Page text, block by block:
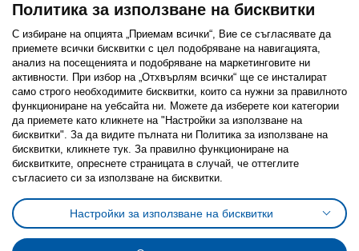
Последвайте ни:
FacebookTwitterYoutubePinterestInstagram
Политика за използване на бисквитки (Cookies)
Избор на настройки за използване на бисквитки
Условия за ползване на ikea.bgОбща политика за личните данни
Политика за защита на личните данни на ikea.bg
Политика за използване на бисквитки
С избиране на опцията „Приемам всички“, Вие се съгласявате да
приемете всички бисквитки с цел подобряване на навигацията,
анализ на посещенията и подобряване на маркетинговите ни
активности. При избор на „Отхвърлям всички“ ще се инсталират
само строго необходимитe бисквитки, които са нужни за правилното
функциониране на уебсайта ни. Можете да изберете кои категории
да приемете като кликнете на "Настройки за използване на
бисквитки". За да видите пълната ни Политика за използване на
бисквитки, кликнете тук. За правилно функциониране на
бисквитките, опреснете страницата в случай, че оттеглите
съгласието си за използване на бисквитки.
Настройки за използване на бисквитки